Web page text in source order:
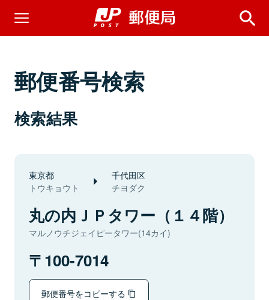
郵便番号検索
検索結果
東京都
トウキョウト
千代田区
チヨダク
丸の内ＪＰタワー（１４階）
マルノウチジェイピータワー(14カイ)
100-7014
郵便番号をコピーする